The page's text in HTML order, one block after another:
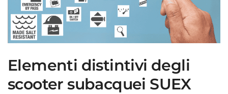
Elementi distintivi degli
scooter subacquei SUEX